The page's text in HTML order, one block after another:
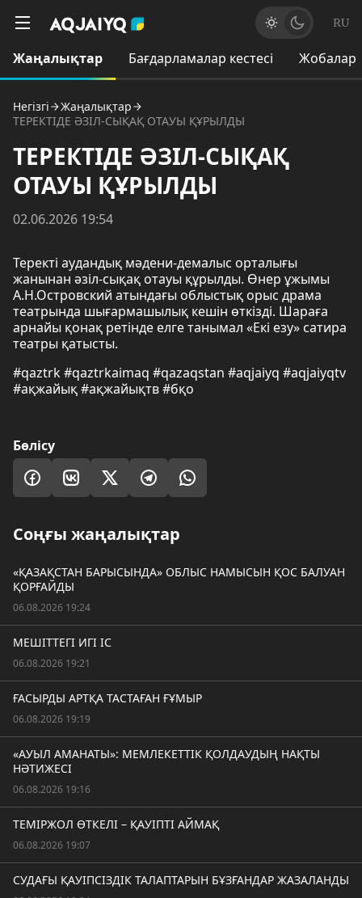
RU
Жаңалықтар Бағдарламалар кестесі Жобалар
Негізгі
Жаңалықтар
ТЕРЕКТІДЕ ӘЗІЛ-СЫҚАҚ ОТАУЫ ҚҰРЫЛДЫ
ТЕРЕКТІДЕ ӘЗІЛ-СЫҚАҚ
ОТАУЫ ҚҰРЫЛДЫ
02.06.2026 19:54
Теректі аудандық мәдени-демалыс орталығы
жанынан әзіл-сықақ отауы құрылды. Өнер ұжымы
А.Н.Островский атындағы облыстық орыс драма
театрында шығармашылық кешін өткізді. Шараға
арнайы қонақ ретінде елге танымал «Екі езу» сатира
театры қатысты.
#qaztrk #qaztrkaimaq #qazaqstan #aqjaiyq #aqjaiyqtv
#ақжайық #ақжайықтв #бқо
Бөлісу
Соңғы жаңалықтар
«ҚАЗАҚСТАН БАРЫСЫНДА» ОБЛЫС НАМЫСЫН ҚОС БАЛУАН
ҚОРҒАЙДЫ
06.08.2026 19:24
МЕШІТТЕГІ ИГІ ІС
06.08.2026 19:21
ҒАСЫРДЫ АРТҚА ТАСТАҒАН ҒҰМЫР
06.08.2026 19:19
«АУЫЛ АМАНАТЫ»: МЕМЛЕКЕТТІК ҚОЛДАУДЫҢ НАҚТЫ
НӘТИЖЕСІ
06.08.2026 19:16
ТЕМІРЖОЛ ӨТКЕЛІ – ҚАУІПТІ АЙМАҚ
06.08.2026 19:07
СУДАҒЫ ҚАУІПСІЗДІК ТАЛАПТАРЫН БҰЗҒАНДАР ЖАЗАЛАНДЫ